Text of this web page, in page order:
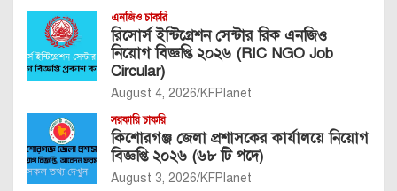
এনজিও চাকরি
রিসোর্স ইন্টিগ্রেশন সেন্টার রিক এনজিও
নিয়োগ বিজ্ঞপ্তি ২০২৬ (RIC NGO Job
Circular)
August 4, 2026 KFPlanet
সরকারি চাকরি
কিশোরগঞ্জ জেলা প্রশাসকের কার্যালয়ে নিয়োগ
বিজ্ঞপ্তি ২০২৬ (৬৮ টি পদে)
August 3, 2026 KFPlanet